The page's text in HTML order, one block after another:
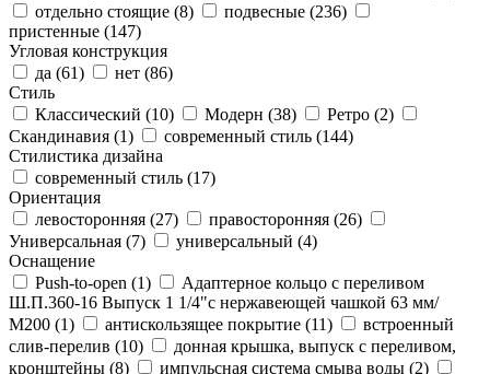
отдельно стоящие (8) подвесные (236)
пристенные (147)
Угловая конструкция
да (61) нет (86)
Стиль
Классический (10) Модерн (38) Ретро (2)
Скандинавия (1) современный стиль (144)
Стилистика дизайна
современный стиль (17)
Ориентация
левосторонняя (27) правосторонняя (26)
Универсальная (7) универсальный (4)
Оснащение
Push-to-open (1)
Адаптерное кольцо с переливом
Ш.П.360-16 Выпуск 1 1/4"с нержавеющей чашкой 63 мм/
М200 (1) антискользящее покрытие (11)
встроенный
слив-перелив (10)
донная крышка, выпуск с переливом,
кронштейны (8) импульсная система смыва воды (2)